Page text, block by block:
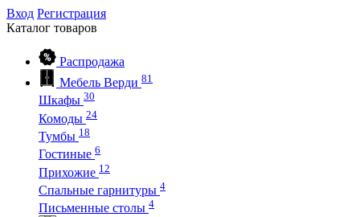
Вход Регистрация
Каталог товаров
Распродажа
Мебель Верди 81
Шкафы 30
Комоды 24
Тумбы 18
Гостиные 6
Прихожие 12
Спальные гарнитуры 4
Письменные столы 4